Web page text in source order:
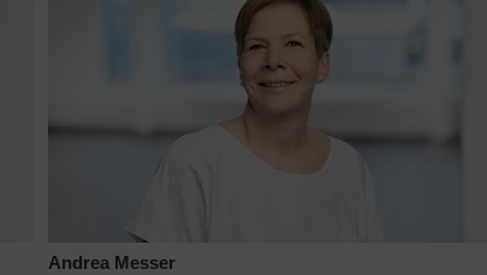
Andrea Messer